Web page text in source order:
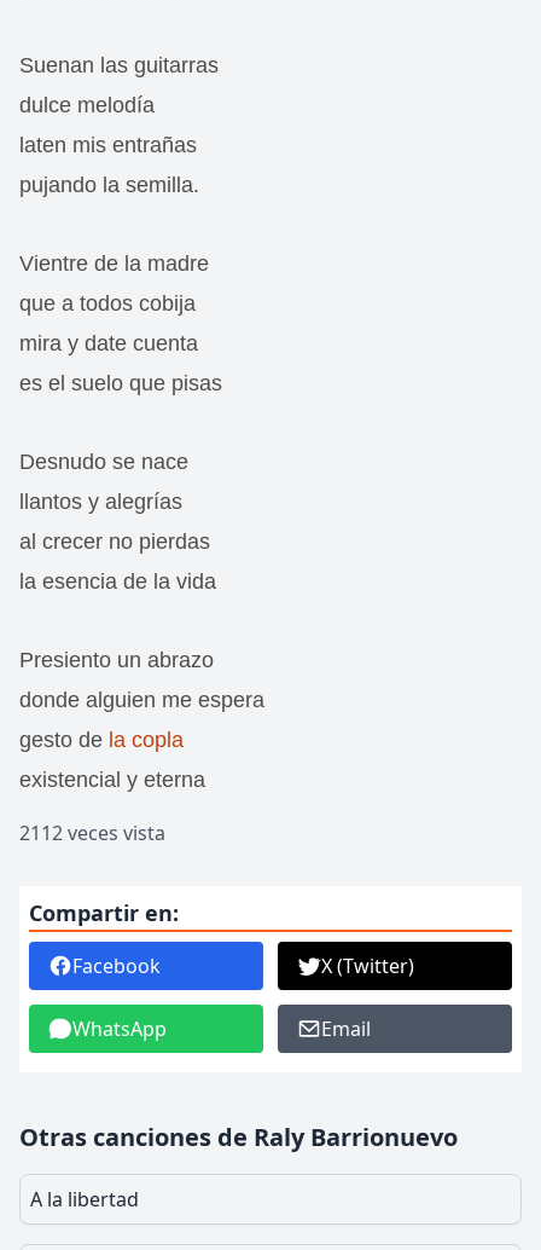
Suenan las guitarras
dulce melodía
laten mis entrañas
pujando la semilla.
Vientre de la madre
que a todos cobija
mira y date cuenta
es el suelo que pisas
Desnudo se nace
llantos y alegrías
al crecer no pierdas
la esencia de la vida
Presiento un abrazo
donde alguien me espera
gesto de la copla
existencial y eterna
2112 veces vista
Compartir en:
Facebook X (Twitter)
WhatsApp Email
Otras canciones de Raly Barrionuevo
A la libertad